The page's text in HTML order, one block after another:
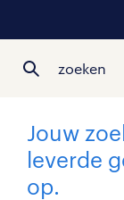
zoeken
Jouw
leverde
op.